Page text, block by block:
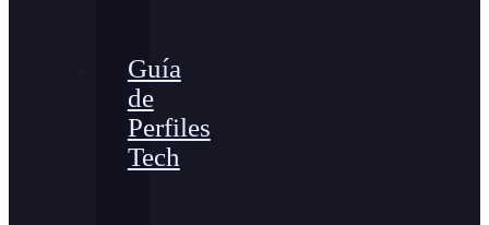
Guía
de
Perfiles
Tech